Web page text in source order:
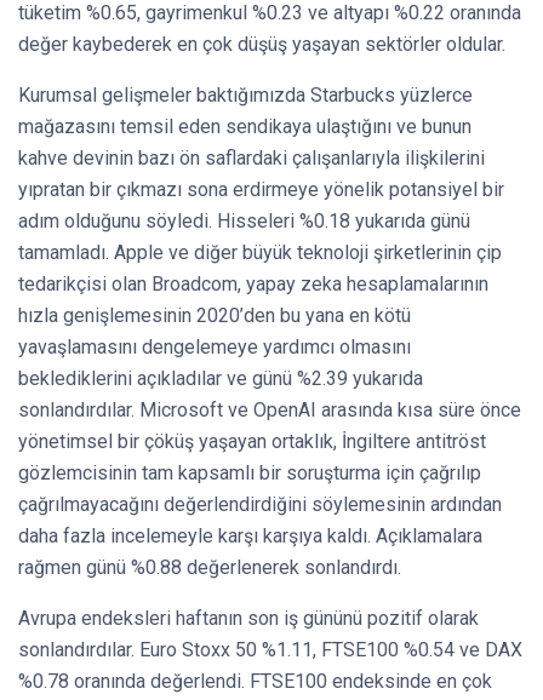
tüketim %0.65, gayrimenkul %0.23 ve altyapı %0.22 oranında
değer kaybederek en çok düşüş yaşayan sektörler oldular.
Kurumsal gelişmeler baktığımızda Starbucks yüzlerce
mağazasını temsil eden sendikaya ulaştığını ve bunun
kahve devinin bazı ön saflardaki çalışanlarıyla ilişkilerini
yıpratan bir çıkmazı sona erdirmeye yönelik potansiyel bir
adım olduğunu söyledi. Hisseleri %0.18 yukarıda günü
tamamladı. Apple ve diğer büyük teknoloji şirketlerinin çip
tedarikçisi olan Broadcom, yapay zeka hesaplamalarının
hızla genişlemesinin 2020’den bu yana en kötü
yavaşlamasını dengelemeye yardımcı olmasını
beklediklerini açıkladılar ve günü %2.39 yukarıda
sonlandırdılar. Microsoft ve OpenAI arasında kısa süre önce
yönetimsel bir çöküş yaşayan ortaklık, İngiltere antitröst
gözlemcisinin tam kapsamlı bir soruşturma için çağrılıp
çağrılmayacağını değerlendirdiğini söylemesinin ardından
daha fazla incelemeyle karşı karşıya kaldı. Açıklamalara
rağmen günü %0.88 değerlenerek sonlandırdı.
Avrupa endeksleri haftanın son iş gününü pozitif olarak
sonlandırdılar. Euro Stoxx 50 %1.11, FTSE100 %0.54 ve DAX
%0.78 oranında değerlendi. FTSE100 endeksinde en çok